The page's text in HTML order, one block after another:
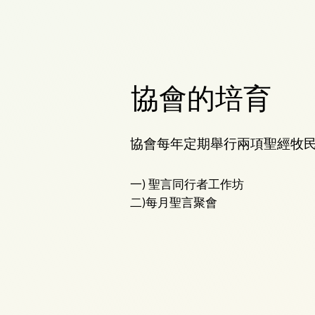
協會的培育
協會每年定期舉行兩項聖經牧
一) 聖言同行者工作坊
二)​每月聖言聚會